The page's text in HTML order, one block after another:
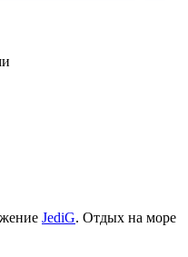
JediG. Отдых на море